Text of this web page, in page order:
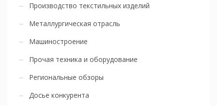
Производство текстильных изделий
Металлургическая отрасль
Машиностроение
Прочая техника и оборудование
Региональные обзоры
Досье конкурента